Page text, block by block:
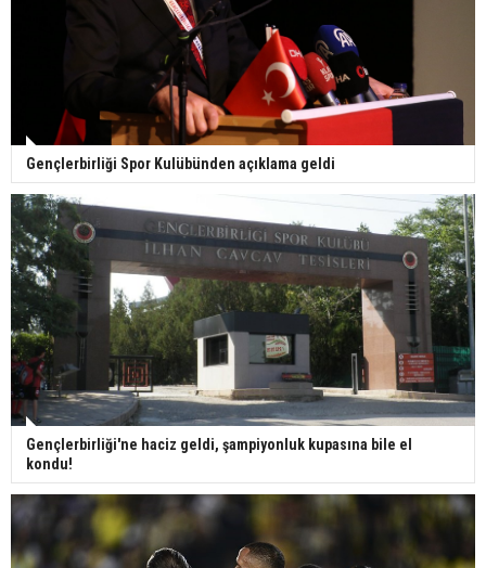
Gençlerbirliği Spor Kulübünden açıklama geldi
Gençlerbirliği'ne haciz geldi, şampiyonluk kupasına bile el
kondu!